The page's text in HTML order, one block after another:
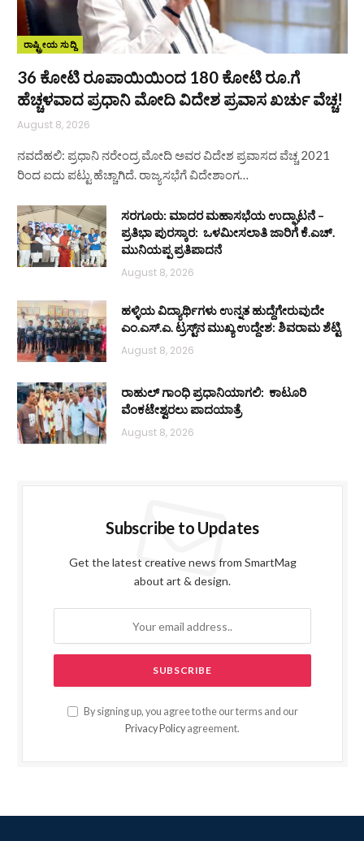
ರಾಷ್ಟ್ರೀಯ ಸುದ್ದಿ
36 ಕೋಟಿ ರೂಪಾಯಿಯಿಂದ 180 ಕೋಟಿ ರೂ.ಗೆ
ಹೆಚ್ಚಳವಾದ ಪ್ರಧಾನಿ ಮೋದಿ ವಿದೇಶ ಪ್ರವಾಸ ಖರ್ಚು ವೆಚ್ಚ!
August 8, 2026
ನವದೆಹಲಿ: ಪ್ರಧಾನಿ ನರೇಂದ್ರ ಮೋದಿ ಅವರ ವಿದೇಶ ಪ್ರವಾಸದ ವೆಚ್ಚ 2021
ರಿಂದ ಐದು ಪಟ್ಟು ಹೆಚ್ಚಾಗಿದೆ. ರಾಜ್ಯಸಭೆಗೆ ವಿದೇಶಾಂಗ…
ಸರಗೂರು: ಮಾದರ ಮಹಾಸಭೆಯ ಉದ್ಘಾಟನೆ –
ಪ್ರತಿಭಾ ಪುರಸ್ಕಾರ: ಒಳಮೀಸಲಾತಿ ಜಾರಿಗೆ ಕೆ.ಎಚ್.
ಮುನಿಯಪ್ಪ ಪ್ರತಿಪಾದನೆ
August 8, 2026
ಹಳ್ಳಿಯ ವಿದ್ಯಾರ್ಥಿಗಳು ಉನ್ನತ ಹುದ್ದೆಗೇರುವುದೇ
ಎಂ.ಎಸ್.ಎ. ಟ್ರಸ್ಟ್‌ನ ಮುಖ್ಯ ಉದ್ದೇಶ: ಶಿವರಾಮ ಶೆಟ್ಟಿ
August 8, 2026
ರಾಹುಲ್ ಗಾಂಧಿ ಪ್ರಧಾನಿಯಾಗಲಿ: ಕಾಟೂರಿ
ವೆಂಕಟೇಶ್ವರಲು ಪಾದಯಾತ್ರೆ
August 8, 2026
Subscribe to Updates
Get the latest creative news from SmartMag
about art & design.
By signing up, you agree to the our terms and our
Privacy Policy agreement.